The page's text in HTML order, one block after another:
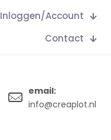
Inloggen/Account
Contact
email:
info@creaplot.nl